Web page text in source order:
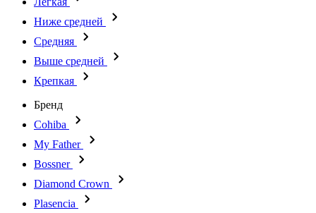
Ниже средней
Средняя
Выше средней
Крепкая
Бренд
Cohiba
My Father
Bossner
Diamond Crown
Plasencia